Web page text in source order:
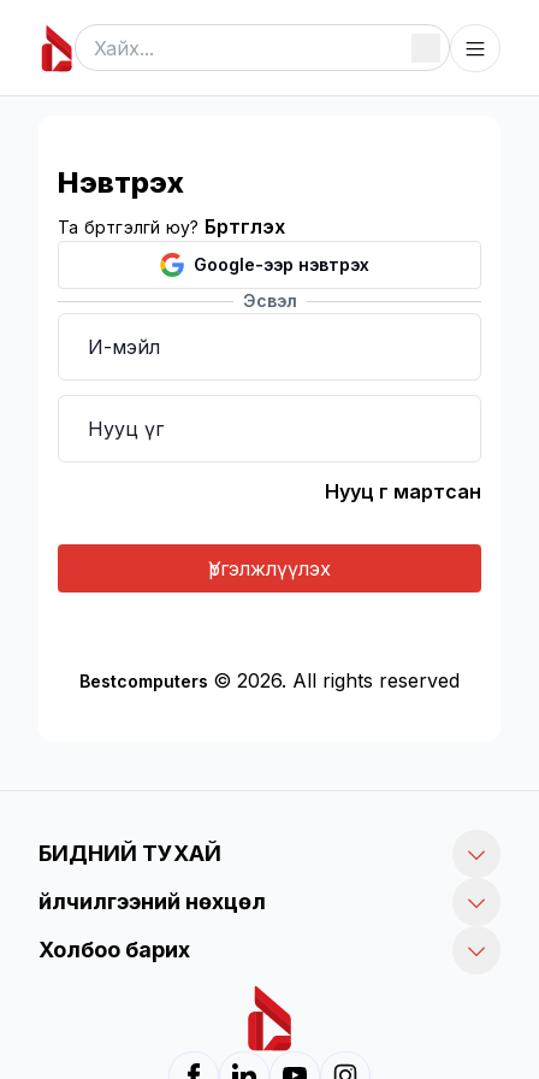
Нэвтрэх
Та бүртгэлгүй юу? Бүртгүүлэх
Google-ээр нэвтрэх
Эсвэл
И-мэйл
Нууц үг
Нууц үг мартсан
Үргэлжлүүлэх
Bestcomputers © 2026. All rights reserved
БИДНИЙ ТУХАЙ
Үйлчилгээний нөхцөл
Холбоо барих